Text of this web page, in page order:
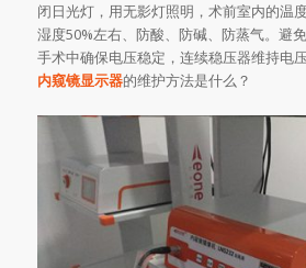
闭日光灯，用无影灯照明，术前室内的温
湿度50%左右、防酸、防碱、防蒸气。避
手术中确保电压稳定，连续稳压器维持电
内窥镜显示器的维护方法是什么？